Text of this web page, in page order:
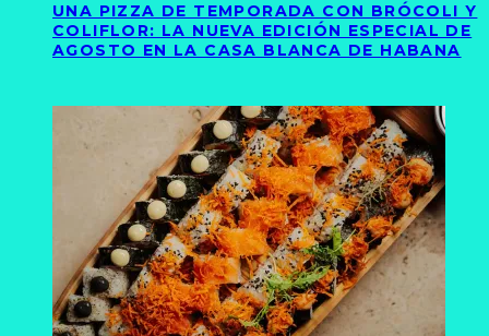
UNA PIZZA DE TEMPORADA CON BRÓCOLI Y
COLIFLOR: LA NUEVA EDICIÓN ESPECIAL DE
AGOSTO EN LA CASA BLANCA DE HABANA